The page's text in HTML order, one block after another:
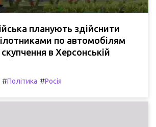
планують здійснити
по автомобілям
в Херсонській
#Політика #Росія